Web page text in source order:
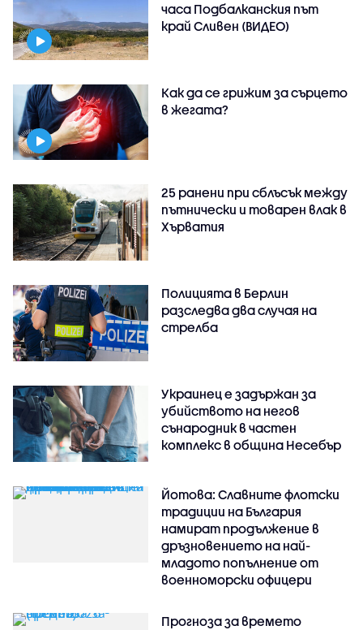
часа Подбалканския път
край Сливен (ВИДЕО)
Как да се грижим за сърцето
в жегата?
25 ранени при сблъсък между
пътнически и товарен влак в
Хърватия
Полицията в Берлин
разследва два случая на
стрелба
Украинец е задържан за
убийството на негов
сънародник в частен
комплекс в община Несебър
Йотова: Славните флотски
традиции на България
намират продължение в
дръзновението на най-
младото попълнение от
военноморски офицери
Прогноза за времето